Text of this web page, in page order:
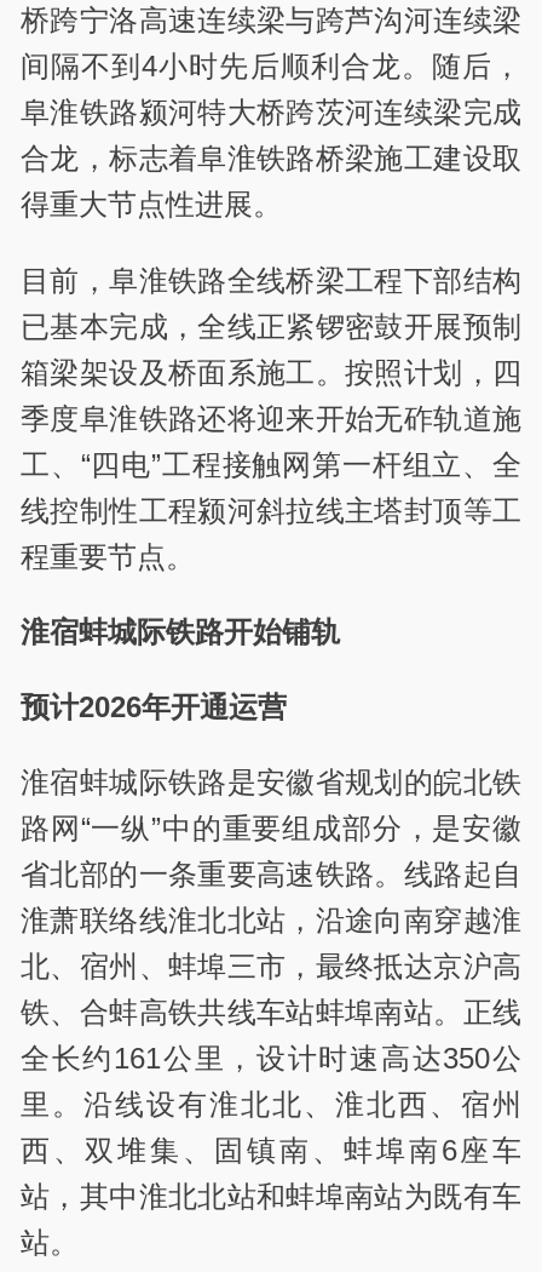
桥跨宁洛高速连续梁与跨芦沟河连续梁
间隔不到4小时先后顺利合龙。随后，
阜淮铁路颍河特大桥跨茨河连续梁完成
合龙，标志着阜淮铁路桥梁施工建设取
得重大节点性进展。
目前，阜淮铁路全线桥梁工程下部结构
已基本完成，全线正紧锣密鼓开展预制
箱梁架设及桥面系施工。按照计划，四
季度阜淮铁路还将迎来开始无砟轨道施
工、“四电”工程接触网第一杆组立、全
线控制性工程颍河斜拉线主塔封顶等工
程重要节点。
淮宿蚌城际铁路开始铺轨
预计2026年开通运营
淮宿蚌城际铁路是安徽省规划的皖北铁
路网“一纵”中的重要组成部分，是安徽
省北部的一条重要高速铁路。线路起自
淮萧联络线淮北北站，沿途向南穿越淮
北、宿州、蚌埠三市，最终抵达京沪高
铁、合蚌高铁共线车站蚌埠南站。正线
全长约161公里，设计时速高达350公
里。沿线设有淮北北、淮北西、宿州
西、双堆集、固镇南、蚌埠南6座车
站，其中淮北北站和蚌埠南站为既有车
站。